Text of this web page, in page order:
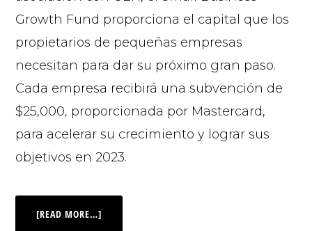
Growth Fund proporciona el capital que los
propietarios de pequeñas empresas
necesitan para dar su próximo gran paso.
Cada empresa recibirá una subvención de
$25,000, proporcionada por Mastercard,
para acelerar su crecimiento y lograr sus
objetivos en 2023.
[READ MORE…]